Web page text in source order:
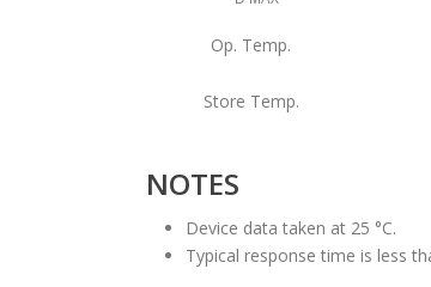
Op. Temp.
Store Temp.
NOTES
Device data taken at 25 °C.
Typical response time is less